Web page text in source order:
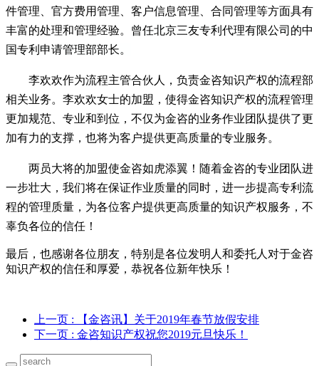
件管理、官方费用管理、客户信息管理、合同管理等方面具有
丰富的处理和管理经验。 曾任北京三友专利代理有限公司的中
国专利申请管理部部长。
李欢欢作为流程主管合伙人，负责金咨知识产权的流程部
相关业务。李欢欢女士的加盟，使得金咨知识产权的流程管理
更加规范、专业和到位，不仅为金咨的业务作业团队提供了更
加有力的支撑，也将为客户提供更高质量的专业服务。
两员大将的加盟使金咨如虎添翼！随着金咨的专业团队进
一步壮大，我们将在保证作业质量的同时，进一步提高专利流
程的管理质量，为各位客户提供更高质量的知识产权服务，不
辜负各位的信任！
最后，也感谢各位朋友，特别是各位发明人和委托人对于金咨
知识产权的信任和厚爱，恭祝各位新年快乐！
上一页 : 【金咨讯】关于2019年春节放假安排
下一页 : 金咨知识产权祝您2019元旦快乐！